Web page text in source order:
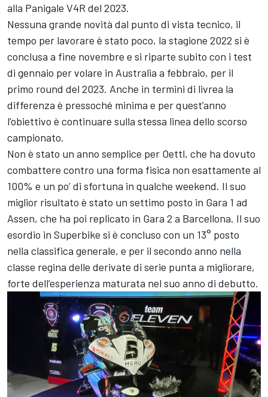
alla Panigale V4R del 2023.
Nessuna grande novità dal punto di vista tecnico, il
tempo per lavorare è stato poco, la stagione 2022 si è
conclusa a fine novembre e si riparte subito con i test
di gennaio per volare in Australia a febbraio, per il
primo round del 2023. Anche in termini di livrea la
differenza è pressoché minima e per quest’anno
l’obiettivo è continuare sulla stessa linea dello scorso
campionato.
Non è stato un anno semplice per Oettl, che ha dovuto
combattere contro una forma fisica non esattamente al
100% e un po’ di sfortuna in qualche weekend. Il suo
miglior risultato è stato un settimo posto in Gara 1 ad
Assen, che ha poi replicato in Gara 2 a Barcellona. Il suo
esordio in Superbike si è concluso con un 13° posto
nella classifica generale, e per il secondo anno nella
classe regina delle derivate di serie punta a migliorare,
forte dell’esperienza maturata nel suo anno di debutto.